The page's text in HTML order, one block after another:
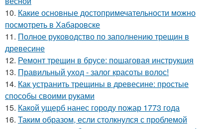
10. Какие основные достопримечательности можно
посмотреть в Хабаровске
11. Полное руководство по заполнению трещин в
древесине
12. Ремонт трещин в брусе: пошаговая инструкция
13. Правильный уход - залог красоты волос!
14. Как устранить трещины в древесине: простые
способы своими руками
15. Какой ущерб нанес городу пожар 1773 года
16. Таким образом, если столкнулся с проблемой